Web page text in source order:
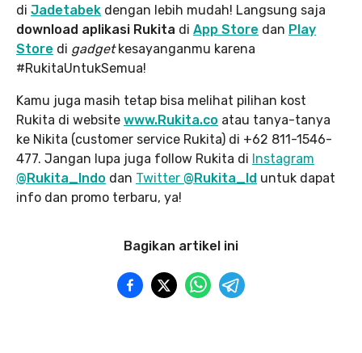
di Jadetabek dengan lebih mudah! Langsung saja
download aplikasi Rukita di App Store dan Play
Store di gadget kesayanganmu karena
#RukitaUntukSemua!
Kamu juga masih tetap bisa melihat pilihan kost
Rukita di website www.Rukita.co atau tanya-tanya
ke Nikita (customer service Rukita) di +62 811-1546-
477. Jangan lupa juga follow Rukita di Instagram
@Rukita_Indo dan Twitter @Rukita_Id untuk dapat
info dan promo terbaru, ya!
Bagikan artikel ini